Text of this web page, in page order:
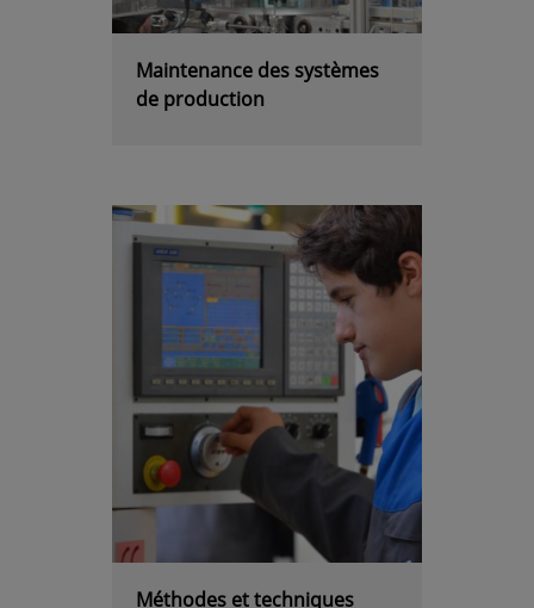
Maintenance des systèmes
de production
Méthodes et techniques